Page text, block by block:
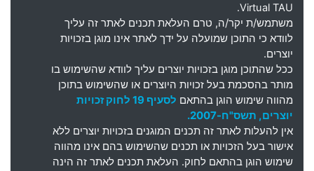
Virtual TAU.
משתמש/ת יקר/ה, טרם העלאת תכנים לאתר זה עליך
לוודא כי התוכן שמועלה על ידך לאתר אינו מוגן בזכויות
יוצרים.
ככל שהתוכן מוגן בזכויות יוצרים עליך לוודא שהשימוש בו
מותר בהסכמת בעל זכויות היוצרים או שהשימוש בתוכן
מהווה שימוש הוגן בהתאם
לסעיף 19 לחוק זכויות
יוצרים, תשס"ח-2007.
אין להעלות לאתר זה תכנים המוגנים בזכויות יוצרים ללא
אישור בעל הזכויות או תכנים שהשימוש בהם אינו מהווה
שימוש הוגן בהתאם לחוק. העלאת תכנים לאתר זה הינה